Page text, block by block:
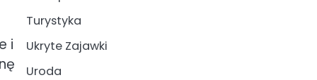
i
Turystyka
Ukryte Zajawki
Uroda